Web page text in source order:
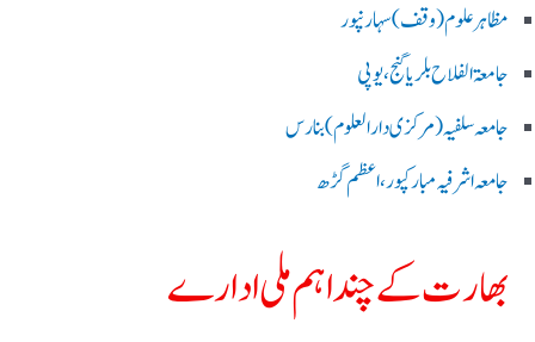
مظاہرعلوم (وقف)سہارنپور
جامعۃ الفلاح بلریاگنج،یوپی
جامعہ سلفیہ(مرکزی دارالعلوم )بنارس
جامعہ اشرفیہ مبارکپور،اعظم گڑھ
بھارت کے چند اہم ملی ادارے